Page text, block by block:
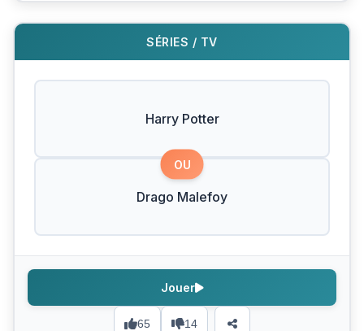
SÉRIES / TV
Harry Potter
OU
Drago Malefoy
65 14
Jouer